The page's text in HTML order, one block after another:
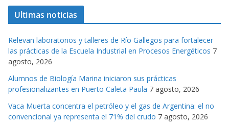
t
o
r
a
s
Ultimas noticias
Relevan laboratorios y talleres de Río Gallegos para fortalecer
las prácticas de la Escuela Industrial en Procesos Energéticos 7
agosto, 2026
Alumnos de Biología Marina iniciaron sus prácticas
profesionalizantes en Puerto Caleta Paula 7 agosto, 2026
Vaca Muerta concentra el petróleo y el gas de Argentina: el no
convencional ya representa el 71% del crudo 7 agosto, 2026